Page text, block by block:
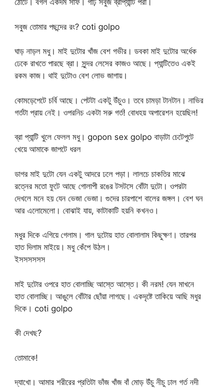
ঠোঁটে। বগল একদম সাফ। গাঢ় সবুজ ব্রাপ্যান্টি পরা।
সবুজ তোমার পছন্দের রং? coti golpo
ঘাড় নাড়ল মধু। মাই দুটোর খাঁজ বেশ গভীর। ডবকা মাই দুটোর অর্ধেক
ঢেকে রাখতে পারছে ব্রা। সুন্দর লেসের কাজও আছে। প্যান্টিতেও একই
রকম কাজ। থাই দুটোও বেশ লোভ জাগায়।
কোমড়েপেটে চর্বি আছে। পেটটা একটু উঁচুও। তবে চামড়া টানটান। নাভির
গর্তটা প্রায় নেই। ওপরনিচ একটা সরু গর্ত! বোধহয় অপারেশন হয়েছিল!
ব্রা প্যান্টি খুলে ফেলল মধু। gopon sex golpo বাড়াটা চেটেপুটে
খেয়ে আমাকে জাপটে ধরল
ডাগর মাই দুটো যেন একটু আদরে ঢলে পড়া। লালচে চাকতির মাঝে
রত্নের মতো ফুটে আছে গোলাপী রঙের টসটসে বোঁটা দুটো। ওপরটা
দেখলে মনে হয় যেন ভেজা ভেজা। গুদের চারপাশে বালের জঙ্গল। বেশ ঘন
আর এলোমেলো। বোঝাই যায়, কাটাকাটি হয়নি কখনও।
মধুর দিকে এগিয়ে গেলাম। গাল দুটোয় হাত বোলালাম কিছুক্ষণ। তারপর
হাত দিলাম মাইয়ে। মধু কেঁপে উঠল।
ইসসসসসস
মাই দুটোর ওপরে হাত বোলাচ্ছি আস্তে আস্তে। কী নরম! যেন মাখনে
হাত বোলাচ্ছি। আঙুলে বোঁটার ছোঁয়া লাগছে। একদৃষ্টে তাকিয়ে আছি মধুর
দিকে। coti golpo
কী দেখছ?
তোমাকে!
দ্যাখো। আমার শরীরের প্রতিটা ভাঁজ খাঁজ বাঁ মোড় উঁচু নীচু ঢাল গর্ত নদী